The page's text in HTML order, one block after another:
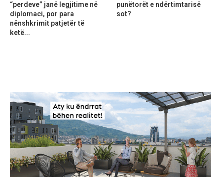
“perdeve” janë legjitime në
diplomaci, por para
nënshkrimit patjetër të
ketë...
punëtorët e ndërtimtarisë
sot?